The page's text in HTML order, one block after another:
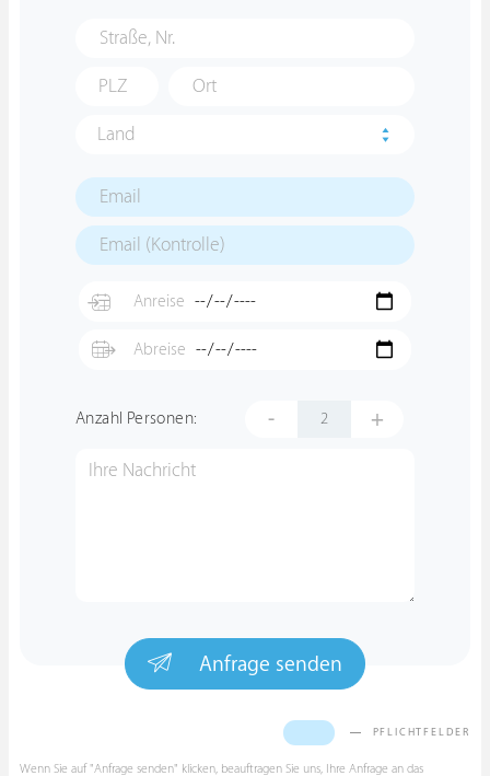
Land
Anzahl Personen: - +
Anfrage senden
PFLICHTFELDER
Wenn Sie auf "Anfrage senden" klicken, beauftragen Sie uns, Ihre Anfrage an das